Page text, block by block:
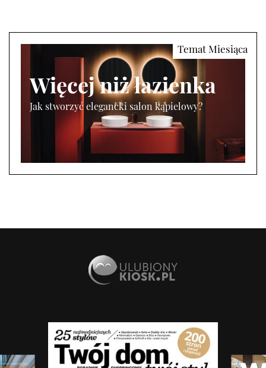
Więcej niż łazienka
Jak stworzyć elegancki salon kąpielowy?